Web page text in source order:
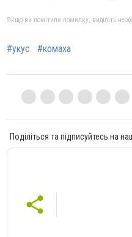
Якщо ви помітили помилку, виділіть
#укус #комаха
Поділіться та підписуйтесь на